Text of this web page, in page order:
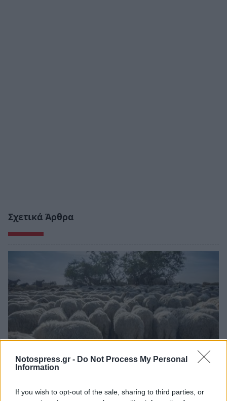
Notospress.gr - Do Not Process My Personal
Information
If you wish to opt-out of the sale, sharing to third parties, or
Σχετικά Άρθρα
Πελοπόννησος: Αποζημιώσεις για